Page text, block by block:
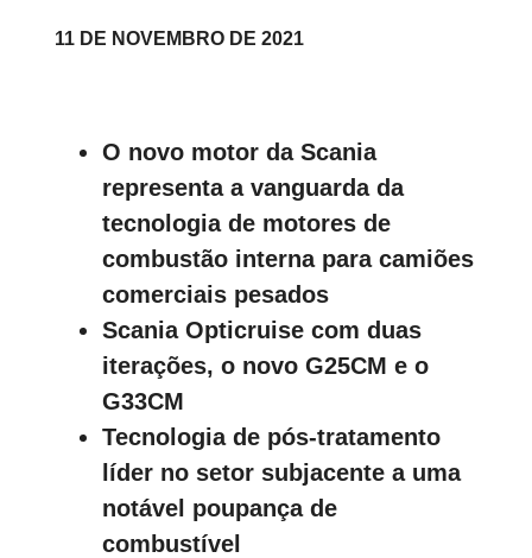
11 DE NOVEMBRO DE 2021
O novo motor da Scania
representa a vanguarda da
tecnologia de motores de
combustão interna para camiões
comerciais pesados
Scania Opticruise com duas
iterações, o novo G25CM e o
G33CM
Tecnologia de pós-tratamento
líder no setor subjacente a uma
notável poupança de
combustível